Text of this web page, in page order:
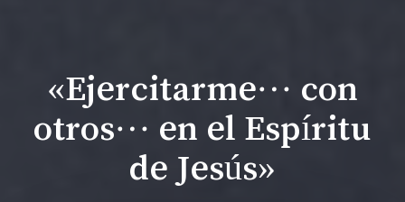
«Ejercitarme… con
otros… en el Espíritu
de Jesús»